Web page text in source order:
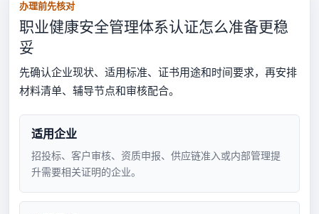
办理前先核对
职业健康安全管理体系认证怎么准备更稳
妥
先确认企业现状、适用标准、证书用途和时间要求，再安排
材料清单、辅导节点和审核配合。
适用企业
招投标、客户审核、资质申报、供应链准入或内部管理提
升需要相关证明的企业。